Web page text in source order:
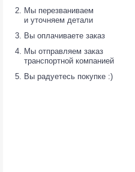
Мы перезваниваем
и уточняем детали
Вы оплачиваете заказ
Мы отправляем заказ
транспортной компанией
Вы радуетесь покупке :)